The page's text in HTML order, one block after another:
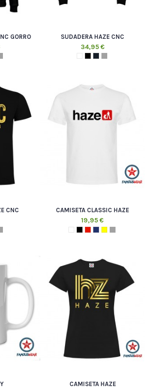
GORRO SUDADERA HAZE CNC
34,95 €
CNC CAMISETA CLASSIC HAZE
19,95 €
CAMISETA HAZE